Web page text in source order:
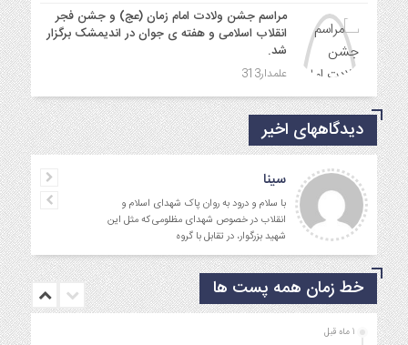
مراسم جشن ولادت امام زمان (عج) و جشن فجر
انقلاب اسلامی و هفته ی جوان در اندیمشک برگزار
شد.
علمدار313
دیدگاههای اخیر
سینا
با سلام و درود به روان پاک شهدای اسلام و
انقلاب در خصوص شهدای مظلومی که مثل این
شهید بزرگوار، در تقابل با گروه
خط زمان همه پست ها
1 ماه قبل